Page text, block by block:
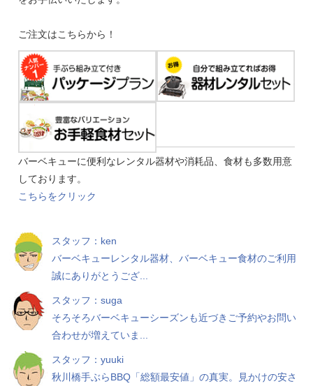
ご注文はこちらから！
バーベキューに便利なレンタル器材や消耗品、食材も多数用意
しております。
こちらをクリック
スタッフ：ken
バーベキューレンタル器材、バーベキュー食材のご利用
誠にありがとうござ...
スタッフ：suga
そろそろバーベキューシーズンも近づきご予約やお問い
合わせが増えていま...
スタッフ：yuuki
秋川橋手ぶらBBQ「総額最安値」の真実。見かけの安さ